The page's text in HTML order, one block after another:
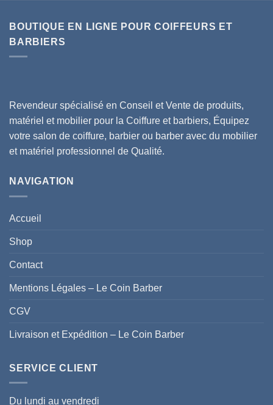
BOUTIQUE EN LIGNE POUR COIFFEURS ET
BARBIERS
Revendeur spécialisé en Conseil et Vente de produits,
matériel et mobilier pour la Coiffure et barbiers, Équipez
votre salon de coiffure, barbier ou barber avec du mobilier
et matériel professionnel de Qualité.
NAVIGATION
Accueil
Shop
Contact
Mentions Légales – Le Coin Barber
CGV
Livraison et Expédition – Le Coin Barber
SERVICE CLIENT
Du lundi au vendredi